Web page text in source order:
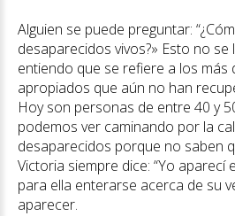
Alguien se puede preguntar:
desaparecidos vivos?» Esto no
entiendo que se refiere a los más
apropiados que aún no han
Hoy son personas de entre 40 y
podemos ver caminando por la
desaparecidos porque no saben
Victoria siempre dice: “Yo aparecí
para ella enterarse acerca de su
aparecer.